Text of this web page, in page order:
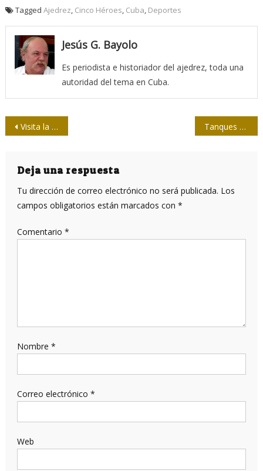
Tagged Ajedrez, Cinco Héroes, Cuba, Deportes
Jesús G. Bayolo
Es periodista e historiador del ajedrez, toda una
autoridad del tema en Cuba.
Navegación
entradas
Visita la Upec periodista egipcio Tanques alemanes para Kiev
Deja una respuesta
Tu dirección de correo electrónico no será publicada. Los
campos obligatorios están marcados con *
Comentario *
Nombre *
Correo electrónico *
Web